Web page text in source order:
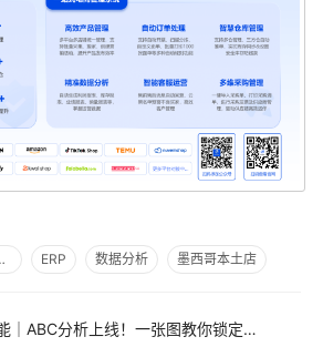
Libre） ERP 数据分析 墨西哥本土店
UpSeller新功能｜ABC分析上线！一张图教你锁定店铺“现金牛”